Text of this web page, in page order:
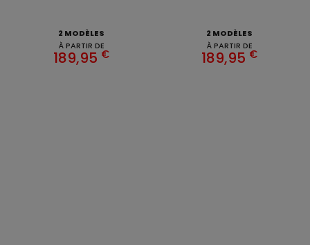
2 MODÈLES
À PARTIR DE
189,95 €
2 MODÈLES
À PARTIR DE
189,95 €